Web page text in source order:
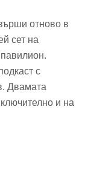
отново в
сет на
с
Двамата
и на